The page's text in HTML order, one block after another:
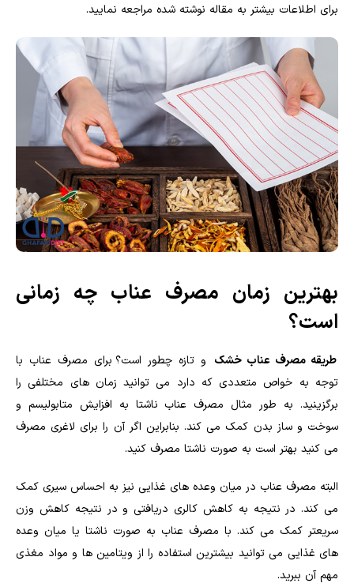
برای اطلاعات بیشتر به مقاله نوشته شده مراجعه نمایید.
بهترین زمان مصرف عناب چه زمانی
است؟
طریقه مصرف عناب خشک و تازه چطور است؟ برای مصرف عناب با
توجه به خواص متعددی که دارد می توانید زمان های مختلفی را
برگزینید. به طور مثال مصرف عناب ناشتا به افزایش متابولیسم و
سوخت و ساز بدن کمک می کند. بنابراین اگر آن را برای لاغری مصرف
می کنید بهتر است به صورت ناشتا مصرف کنید.
البته مصرف عناب در میان وعده های غذایی نیز به احساس سیری کمک
می کند. در نتیجه به کاهش کالری دریافتی و در نتیجه کاهش وزن
سریعتر کمک می کند. با مصرف عناب به صورت ناشتا یا میان وعده
های غذایی می توانید بیشترین استفاده را از ویتامین ها و مواد مغذی
مهم آن ببرید.